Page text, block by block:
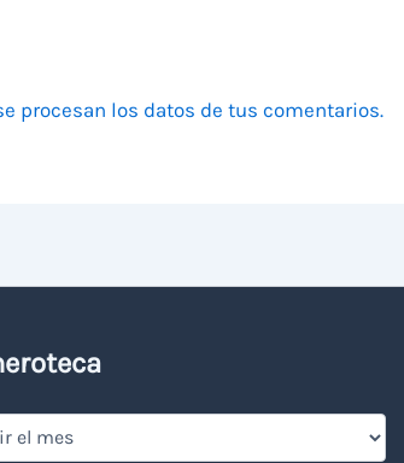
procesan los datos de tus comentarios.